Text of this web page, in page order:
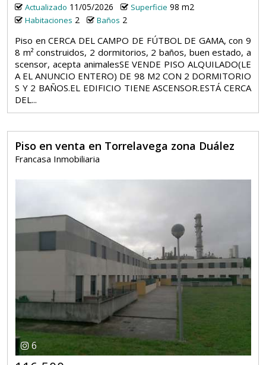
Actualizado 11/05/2026 Superficie 98 m2
Habitaciones 2 Baños 2
Piso en CERCA DEL CAMPO DE FÚTBOL DE GAMA, con 9
8 m² construidos, 2 dormitorios, 2 baños, buen estado, a
scensor, acepta animalesSE VENDE PISO ALQUILADO(LE
A EL ANUNCIO ENTERO) DE 98 M2 CON 2 DORMITORIO
S Y 2 BAÑOS.EL EDIFICIO TIENE ASCENSOR.ESTÁ CERCA
DEL...
Piso en venta en Torrelavega zona Duález
Francasa Inmobiliaria
6